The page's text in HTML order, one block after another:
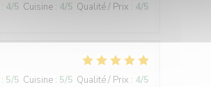
: 4/5 Cuisine : 4/5 Qualité / Prix : 4/5
: 5/5 Cuisine : 5/5 Qualité / Prix : 4/5